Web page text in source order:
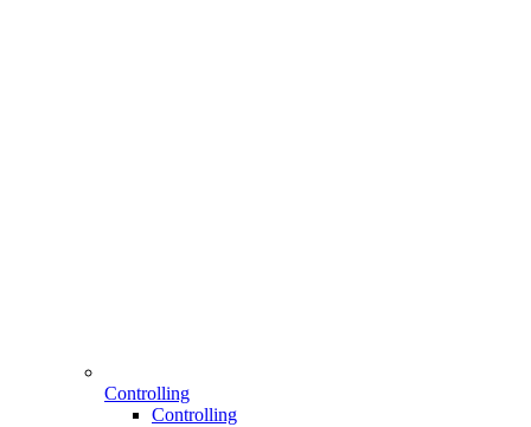
Controlling
Controlling